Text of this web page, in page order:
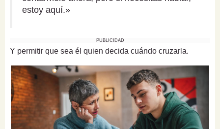
estoy aquí.»
PUBLICIDAD
Y permitir que sea él quien decida cuándo cruzarla.